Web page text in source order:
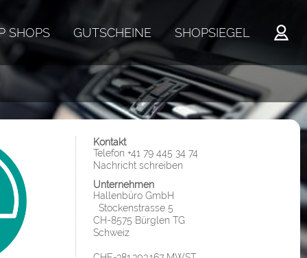
SHOPS GUTSCHEINE SHOPSIEGEL
Kontakt
Telefon +41 79 445 34 74
Nachricht schreiben
Unternehmen
Hallenbüro GmbH
Stockenstrasse 5
CH-8575 Bürglen TG
Schweiz